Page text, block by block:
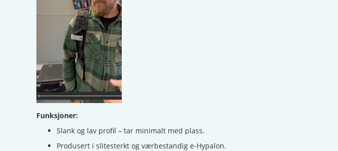
Funksjoner:
Slank og lav profil – tar minimalt med plass.
Produsert i slitesterkt og værbestandig e-Hypalon.